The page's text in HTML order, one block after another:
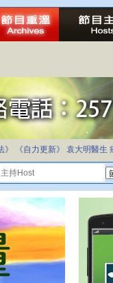
卷制
《自力更新》 袁大明醫生